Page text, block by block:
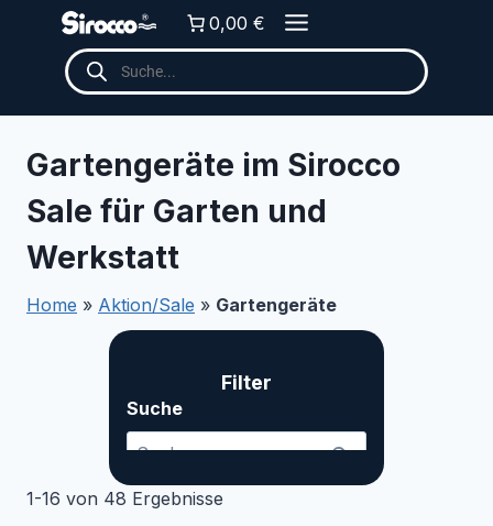
springen
0,00 €
Products
search
Gartengeräte im Sirocco
Sale für Garten und
Werkstatt
Home » Aktion/Sale » Gartengeräte
Filter
Suche ... Content continues. Activate the
Suche
1-16 von 48 Ergebnisse